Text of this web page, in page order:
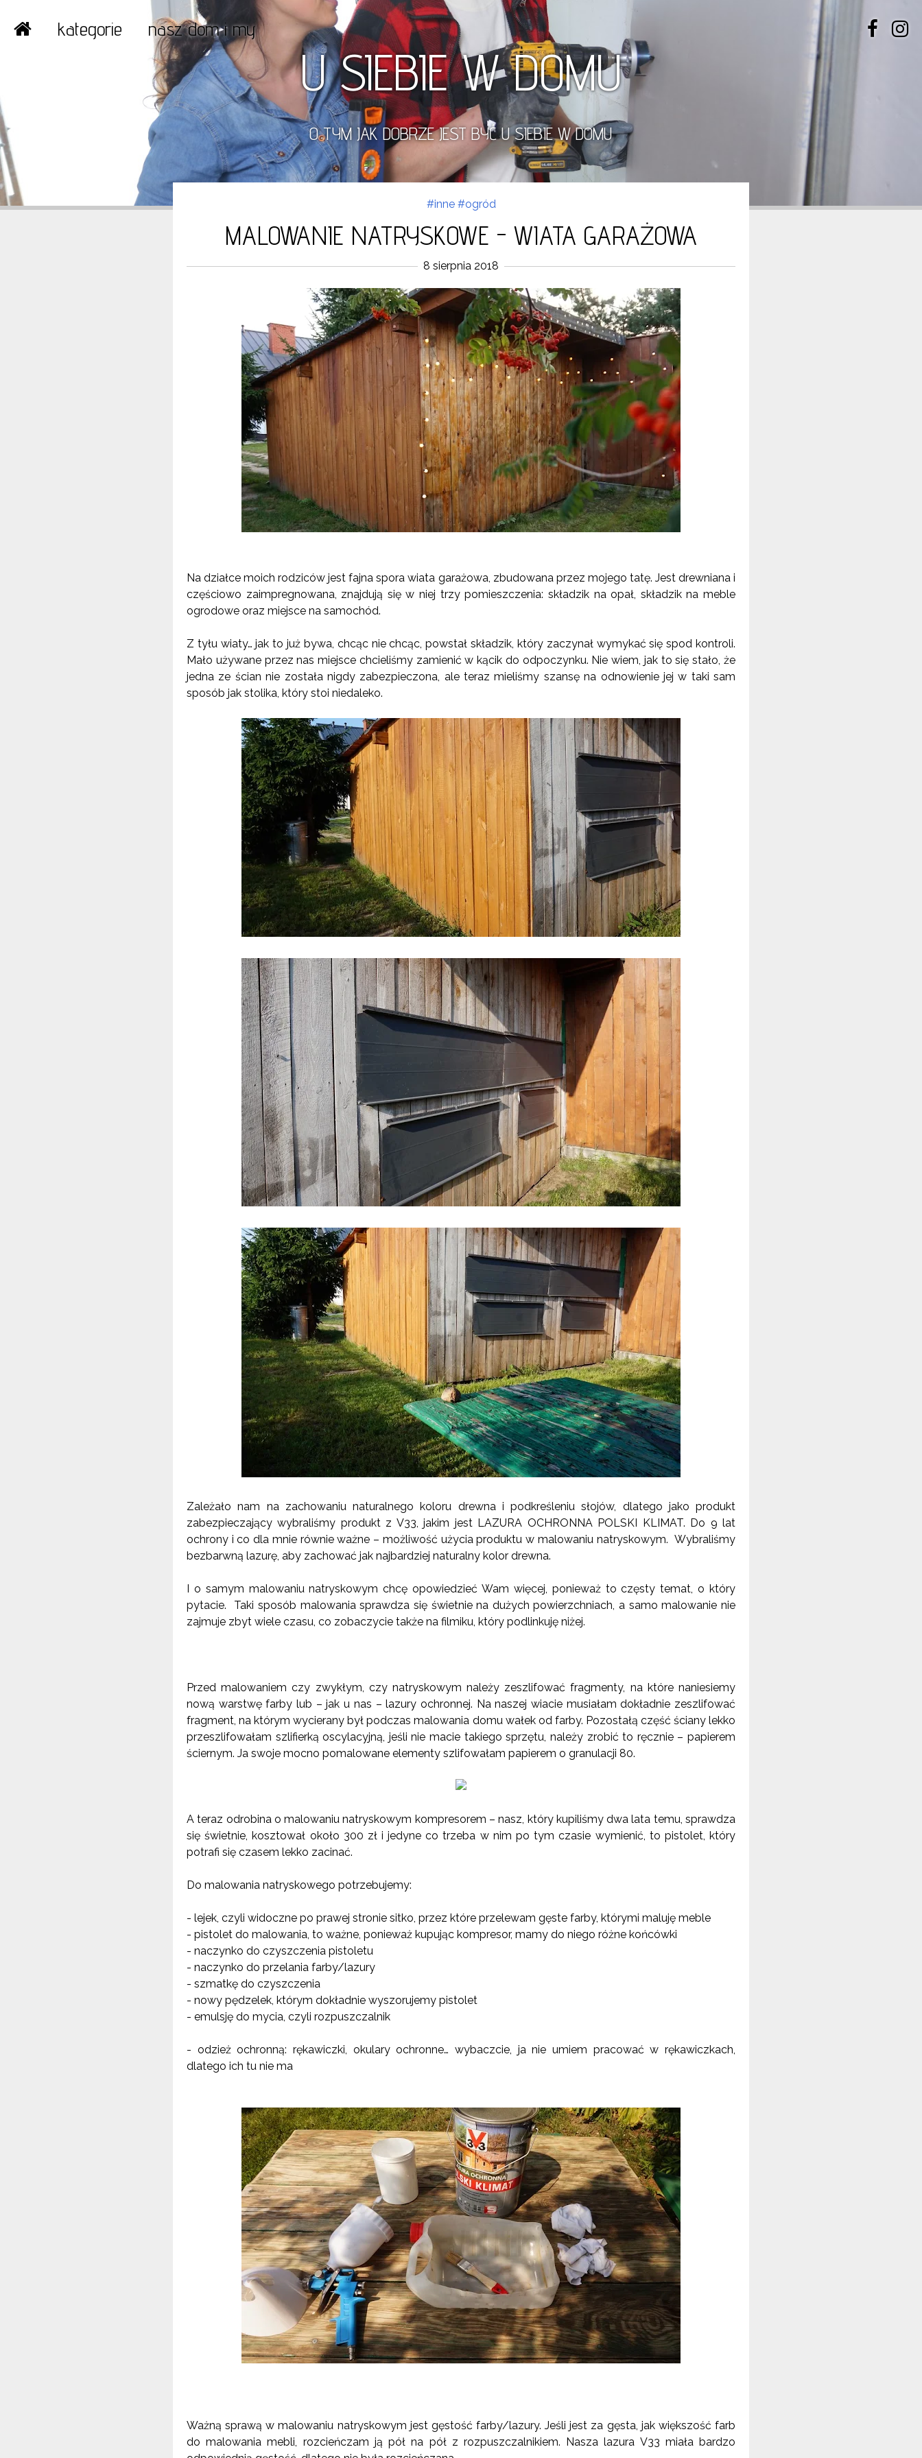
U SIEBIE W DOMU
O TYM JAK DOBRZE JEST BYĆ U SIEBIE W DOMU
kategorie nasz dom i my
#inne #ogród
MALOWANIE NATRYSKOWE - WIATA GARAŻOWA
8 sierpnia 2018
Na działce moich rodziców jest fajna spora wiata garażowa, zbudowana przez mojego tatę. Jest drewniana i
częściowo zaimpregnowana, znajdują się w niej trzy pomieszczenia: składzik na opał, składzik na meble
ogrodowe oraz miejsce na samochód.
Z tyłu wiaty… jak to już bywa, chcąc nie chcąc, powstał składzik, który zaczynał wymykać się spod kontroli.
Mało używane przez nas miejsce chcieliśmy zamienić w kącik do odpoczynku. Nie wiem, jak to się stało, że
jedna ze ścian nie została nigdy zabezpieczona, ale teraz mieliśmy szansę na odnowienie jej w taki sam
sposób jak stolika, który stoi niedaleko.
Zależało nam na zachowaniu naturalnego koloru drewna i podkreśleniu słojów, dlatego jako produkt
zabezpieczający wybraliśmy produkt z V33, jakim jest LAZURA OCHRONNA POLSKI KLIMAT. Do 9 lat
ochrony i co dla mnie równie ważne – możliwość użycia produktu w malowaniu natryskowym. Wybraliśmy
bezbarwną lazurę, aby zachować jak najbardziej naturalny kolor drewna.
I o samym malowaniu natryskowym chcę opowiedzieć Wam więcej, ponieważ to częsty temat, o który
pytacie. Taki sposób malowania sprawdza się świetnie na dużych powierzchniach, a samo malowanie nie
zajmuje zbyt wiele czasu, co zobaczycie także na filmiku, który podlinkuję niżej.
Przed malowaniem czy zwykłym, czy natryskowym należy zeszlifować fragmenty, na które naniesiemy
nową warstwę farby lub – jak u nas – lazury ochronnej. Na naszej wiacie musiałam dokładnie zeszlifować
fragment, na którym wycierany był podczas malowania domu wałek od farby. Pozostałą część ściany lekko
przeszlifowałam szlifierką oscylacyjną, jeśli nie macie takiego sprzętu, należy zrobić to ręcznie – papierem
ściernym. Ja swoje mocno pomalowane elementy szlifowałam papierem o granulacji 80.
A teraz odrobina o malowaniu natryskowym kompresorem – nasz, który kupiliśmy dwa lata temu, sprawdza
się świetnie, kosztował około 300 zł i jedyne co trzeba w nim po tym czasie wymienić, to pistolet, który
potrafi się czasem lekko zacinać.
Do malowania natryskowego potrzebujemy:
- lejek, czyli widoczne po prawej stronie sitko, przez które przelewam gęste farby, którymi maluję meble
- pistolet do malowania, to ważne, ponieważ kupując kompresor, mamy do niego różne końcówki
- naczynko do czyszczenia pistoletu
- naczynko do przelania farby/lazury
- szmatkę do czyszczenia
- nowy pędzelek, którym dokładnie wyszorujemy pistolet
- emulsję do mycia, czyli rozpuszczalnik
- odzież ochronną: rękawiczki, okulary ochronne… wybaczcie, ja nie umiem pracować w rękawiczkach,
dlatego ich tu nie ma
Ważną sprawą w malowaniu natryskowym jest gęstość farby/lazury. Jeśli jest za gęsta, jak większość farb
do malowania mebli, rozcieńczam ją pół na pół z rozpuszczalnikiem. Nasza lazura V33 miała bardzo